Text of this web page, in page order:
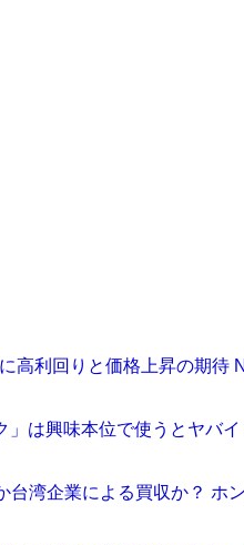
高利回りと価格上昇の期待
」は興味本位で使うとヤバ
台湾企業による買収か？ ホ